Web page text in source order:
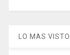
LO MAS VISTO